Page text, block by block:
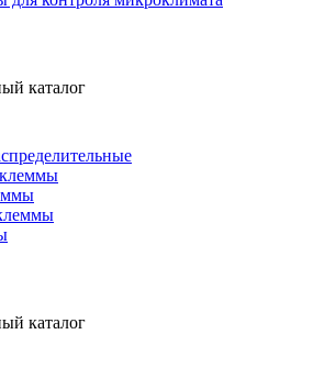
каталог
каталог